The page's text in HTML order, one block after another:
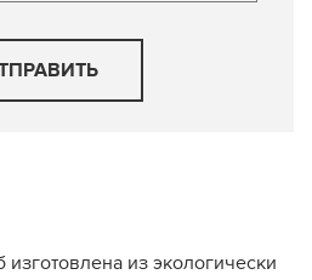
из экологически